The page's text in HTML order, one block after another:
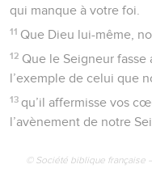
qui manque à votre foi.
11 Que Dieu lui-même,
12 Que le Seigneur
l’exemple de celui que
13 qu’il affermisse vos
l’avènement de notre
© Société biblique française